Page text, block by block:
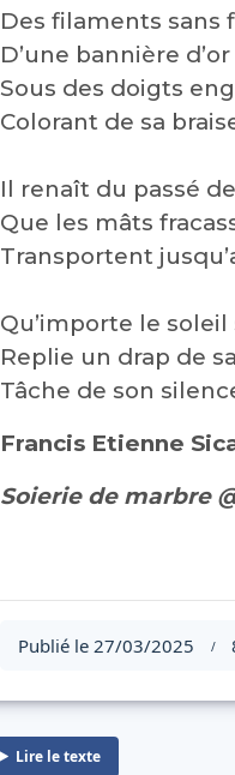
Des filaments
D’une bannière
Sous des doigts
Colorant de sa
Il renaît du passé
Que les mâts
Transportent
Qu’importe le
Replie un drap de
Tâche de son
Francis Etienne
Soierie de marbre
Publié le 27/03/2025 /
Lire le texte